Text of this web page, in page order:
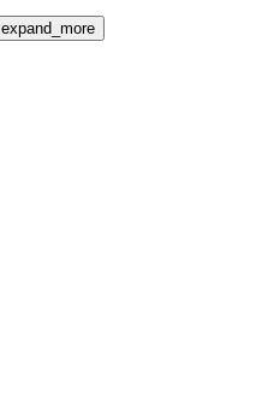
expand_more